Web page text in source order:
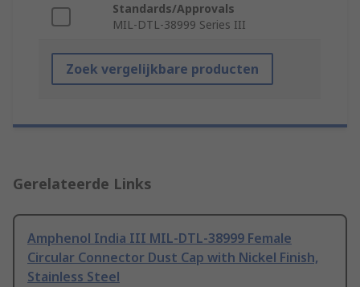
Standards/Approvals
MIL-DTL-38999 Series III
Zoek vergelijkbare producten
Gerelateerde Links
Amphenol India III MIL-DTL-38999 Female
Circular Connector Dust Cap with Nickel Finish,
Stainless Steel